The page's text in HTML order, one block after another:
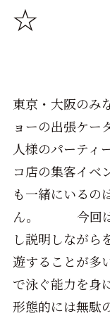
☆
東京・大阪のみ
ョーの出張ケー
人様のパーティ
コ店の集客イベ
も一緒にいるの
ん。 今回はま
し説明しながら
遊することが多
で泳ぐ能力を身
形態的には無駄